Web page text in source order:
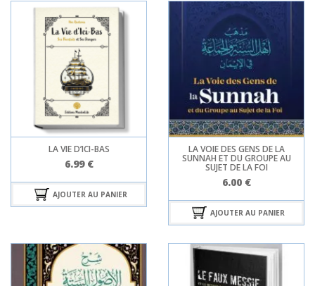
LA VIE D’ICI-BAS
6.99 €
AJOUTER AU PANIER
LA VOIE DES GENS DE LA
SUNNAH ET DU GROUPE AU
SUJET DE LA FOI
6.00 €
AJOUTER AU PANIER